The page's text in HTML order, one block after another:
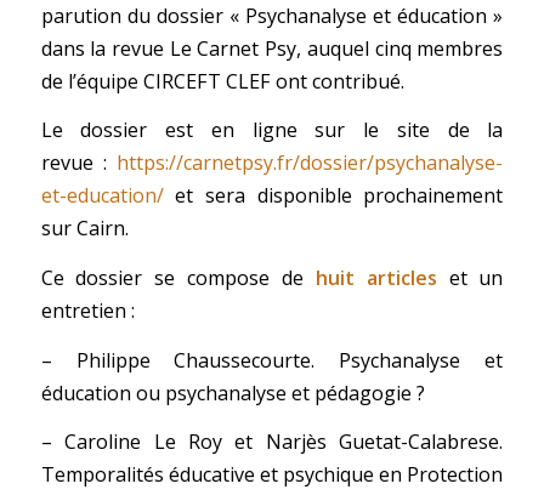
parution du dossier « Psychanalyse et éducation »
dans la revue Le Carnet Psy, auquel cinq membres
de l’équipe CIRCEFT CLEF ont contribué.
Le dossier est en ligne sur le site de la
revue : https://carnetpsy.fr/dossier/psychanalyse-
et-education/et sera disponible prochainement
sur Cairn.
Ce dossier se compose de huit articles et un
entretien :
– Philippe Chaussecourte. Psychanalyse et
éducation ou psychanalyse et pédagogie ?
– Caroline Le Roy et Narjès Guetat-Calabrese.
Temporalités éducative et psychique en Protection